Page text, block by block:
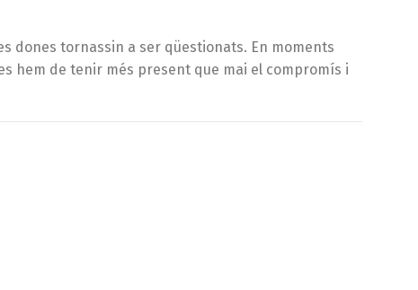
dones tornassin a ser qüestionats. En moments
hem de tenir més present que mai el compromís i